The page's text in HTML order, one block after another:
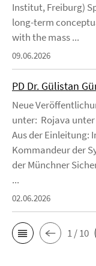
Institut, Freiburg)
long-term
with the mass ...
09.06.2026
PD Dr. Gülistan
Neue
unter: Rojava
Aus der Einleitung:
Kommandeur der
der Münchner
...
02.06.2026
1 / 10